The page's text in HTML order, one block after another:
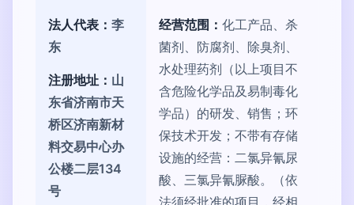
法人代表： 李
东
注册地址： 山
东省济南市天
桥区济南新材
料交易中心办
公楼二层134
号
经营范围： 化工产品、杀
菌剂、防腐剂、除臭剂、
水处理药剂（以上项目不
含危险化学品及易制毒化
学品）的研发、销售；环
保技术开发；不带有存储
设施的经营：二氯异氰尿
酸、三氯异氰脲酸。（依
法须经批准的项目，经相